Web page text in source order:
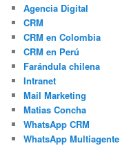
Agencia Digital
CRM
CRM en Colombia
CRM en Perú
Farándula chilena
Intranet
Mail Marketing
Matias Concha
WhatsApp CRM
WhatsApp Multiagente